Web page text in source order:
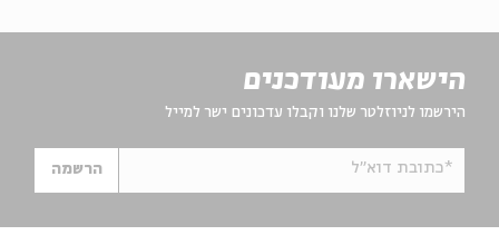
הישארו מעודכנים
הירשמו לניוזלטר שלנו וקבלו עדכונים ישר למייל
*כתובת דוא"ל הרשמה